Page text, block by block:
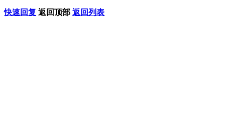
快速回复 返回顶部 返回列表